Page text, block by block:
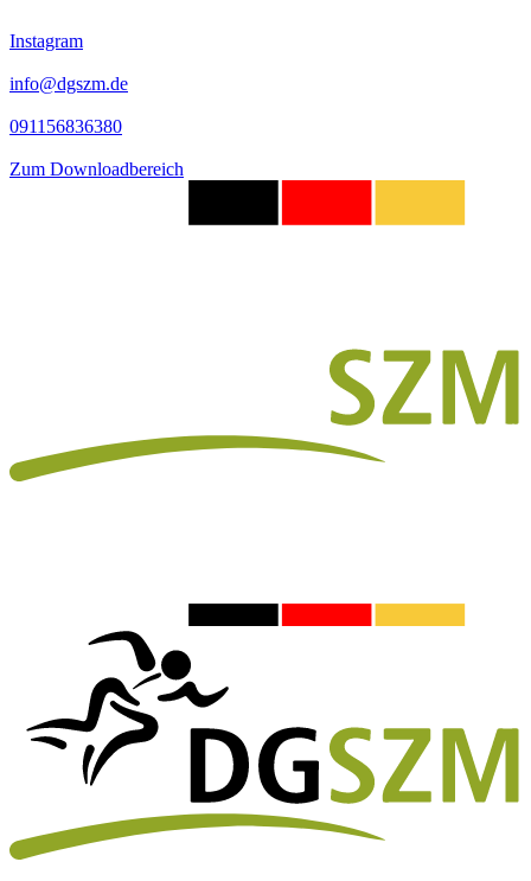
Instagram
info@dgszm.de
091156836380
Zum Downloadbereich